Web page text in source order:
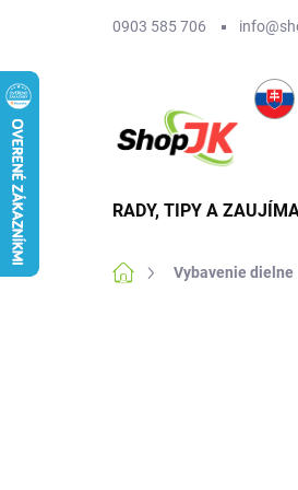
0903 585 706
RADY, TIPY A
DomovVybavenie dielne